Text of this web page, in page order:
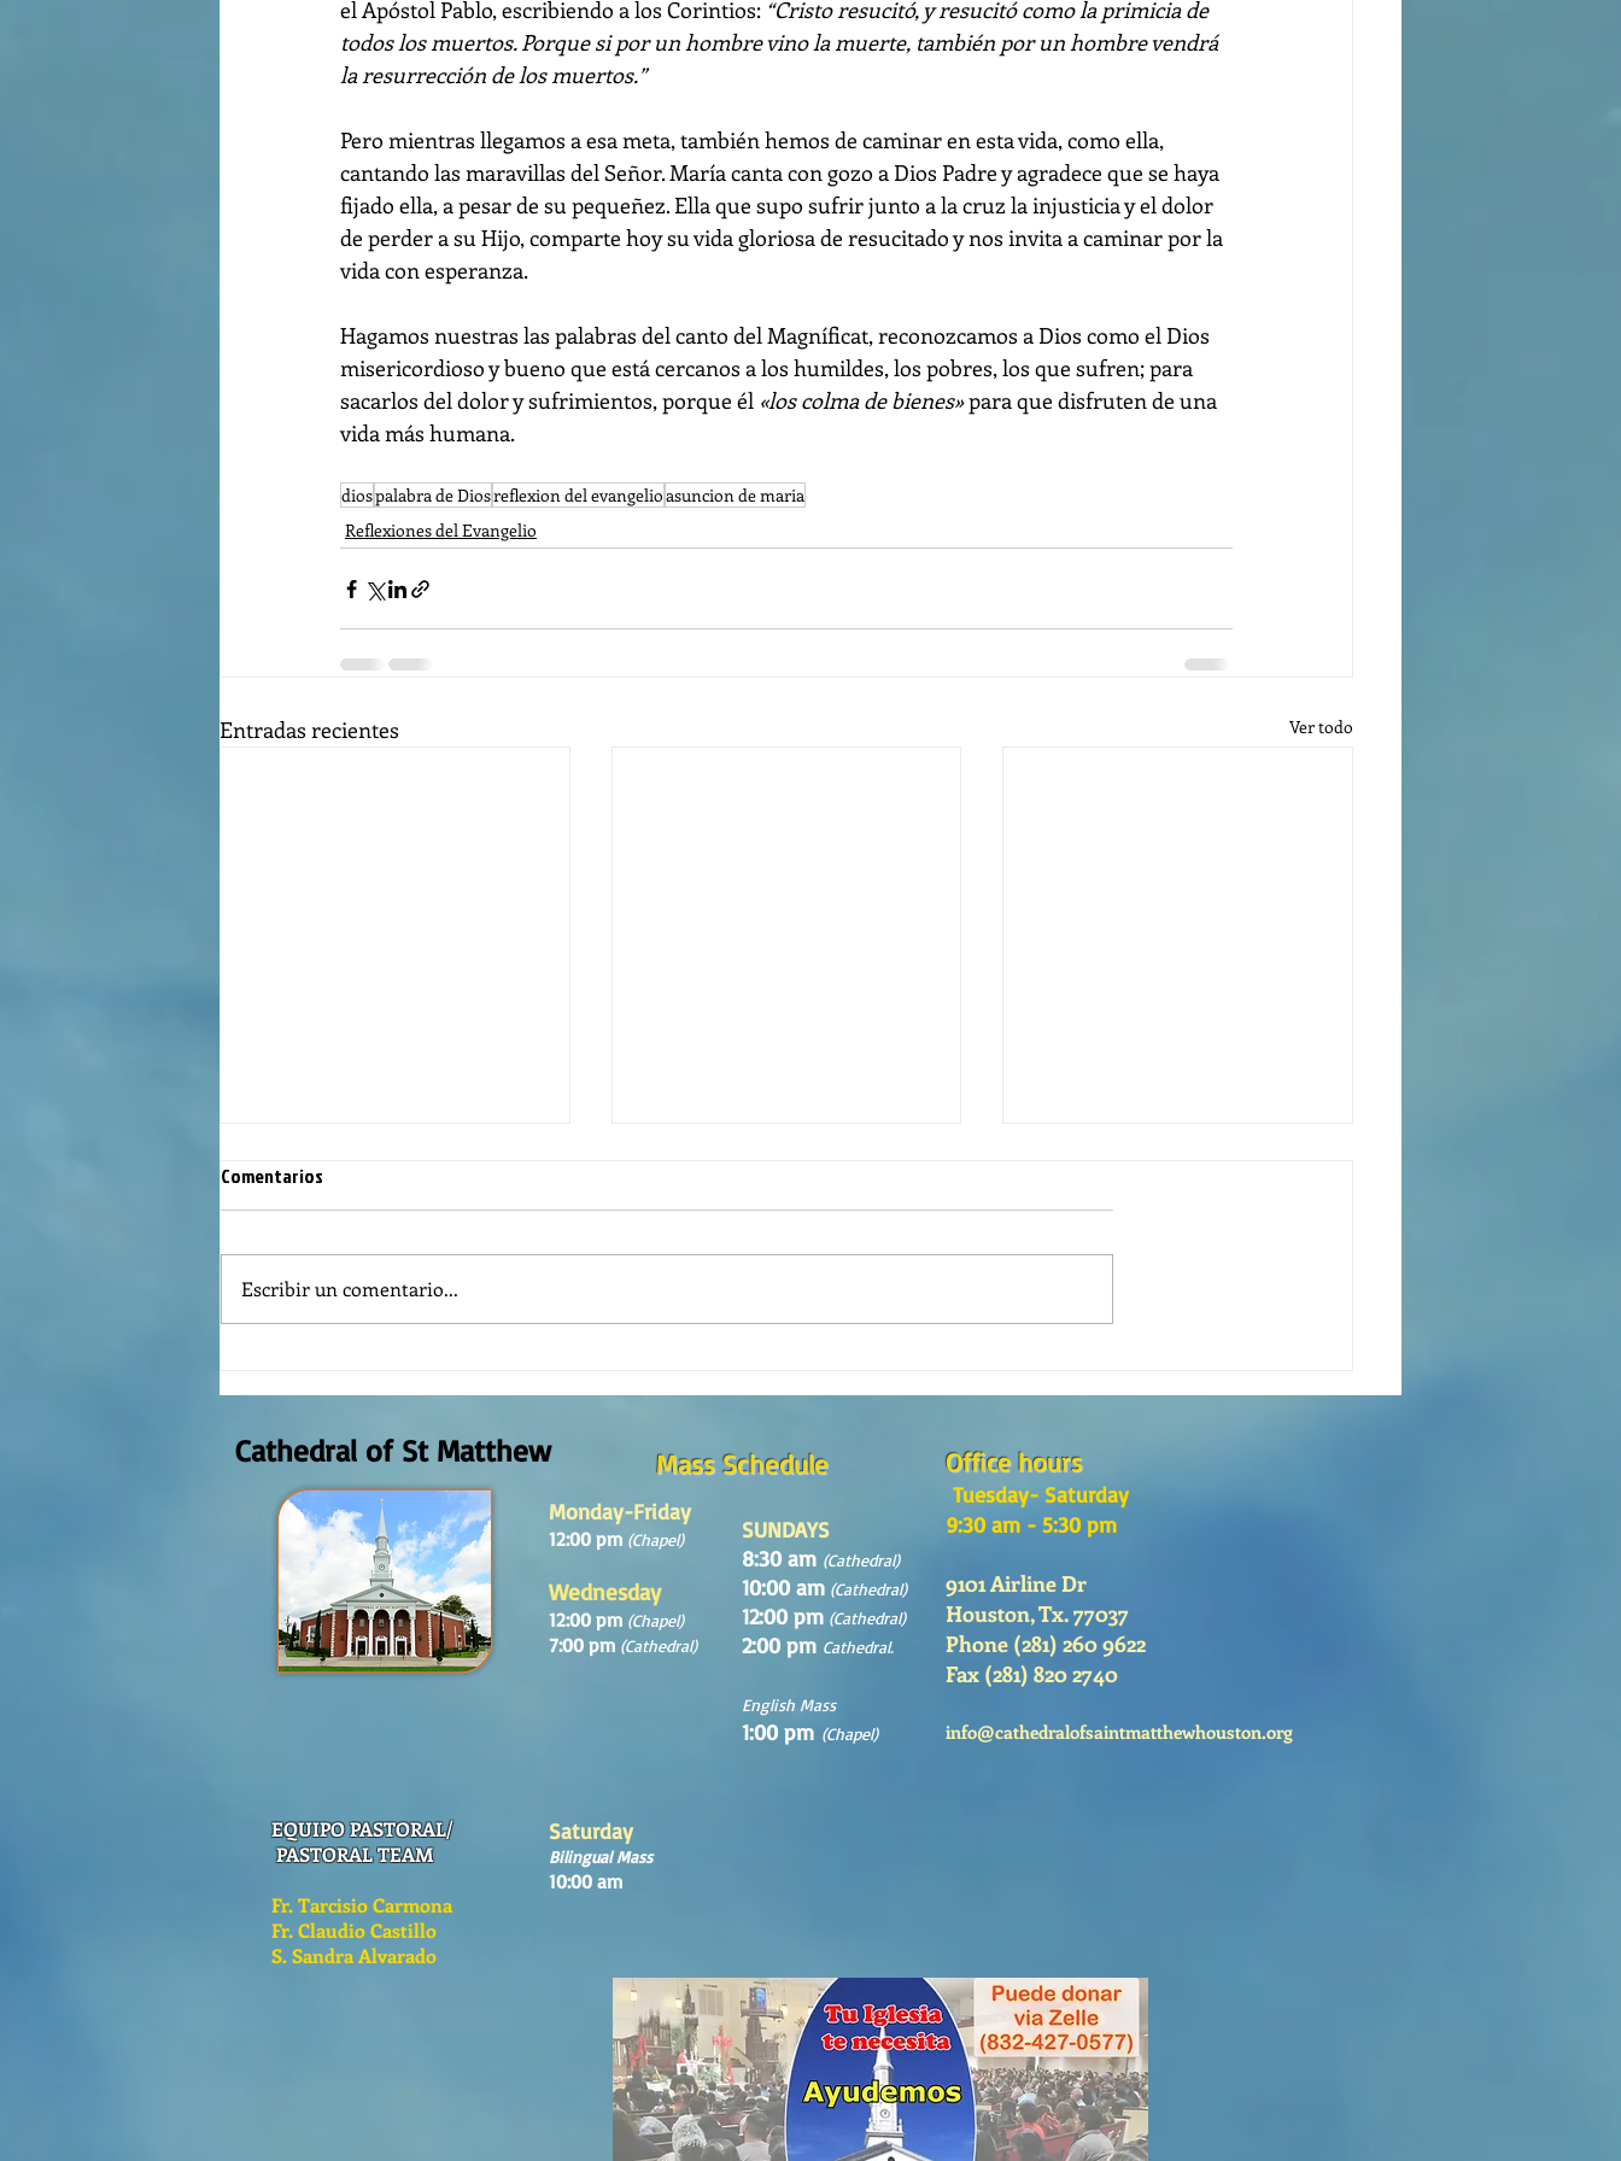
el Apóstol Pablo, escribiendo a los Corintios: “Cristo resucitó, y resucitó como la primicia de
todos los muertos. Porque si por un hombre vino la muerte, también por un hombre vendrá
la resurrección de los muertos.”
Pero mientras llegamos a esa meta, también hemos de caminar en esta vida, como ella,
cantando las maravillas del Señor. María canta con gozo a Dios Padre y agradece que se haya
fijado ella, a pesar de su pequeñez. Ella que supo sufrir junto a la cruz la injusticia y el dolor
de perder a su Hijo, comparte hoy su vida gloriosa de resucitado y nos invita a caminar por la
vida con esperanza.
Hagamos nuestras las palabras del canto del Magníficat, reconozcamos a Dios como el Dios
misericordioso y bueno que está cercanos a los humildes, los pobres, los que sufren; para
sacarlos del dolor y sufrimientos, porque él «los colma de bienes» para que disfruten de una
vida más humana.
diospalabra de Diosreflexion del evangelioasuncion de maria
Reflexiones del Evangelio
Entradas recientes Ver todo
AUGUST 2nd, 2026
Domingo 2 de Agosto 2026
Domingo 26 de Julio, 2026
Comentarios
Escribir un comentario...
Cathedral of St Matthew Mass Schedule
Monday-Friday
12:00 pm (Chapel)
Wednesday
12:00 pm (Chapel)
7:00 pm (Cathedral)
SUNDAYS
8:30 am (Cathedral)
10:00 am (Cathedral)
12:00 pm (Cathedral)
2:00 pm Cathedral.
English Mass
1:00 pm (Chapel)
Office hours
Tuesday- Saturday
9:30 am - 5:30 pm
9101 Airline Dr
Houston, Tx. 77037
Phone (281) 260 9622
Fax (281) 820 2740
info@cathedralofsaintmatthewhouston.org
EQUIPO PASTORAL/
PASTORAL TEAM
Fr. Tarcisio Carmona
Fr. Claudio Castillo
S. Sandra Alvarado
Saturday
Bilingual Mass
10:00 am